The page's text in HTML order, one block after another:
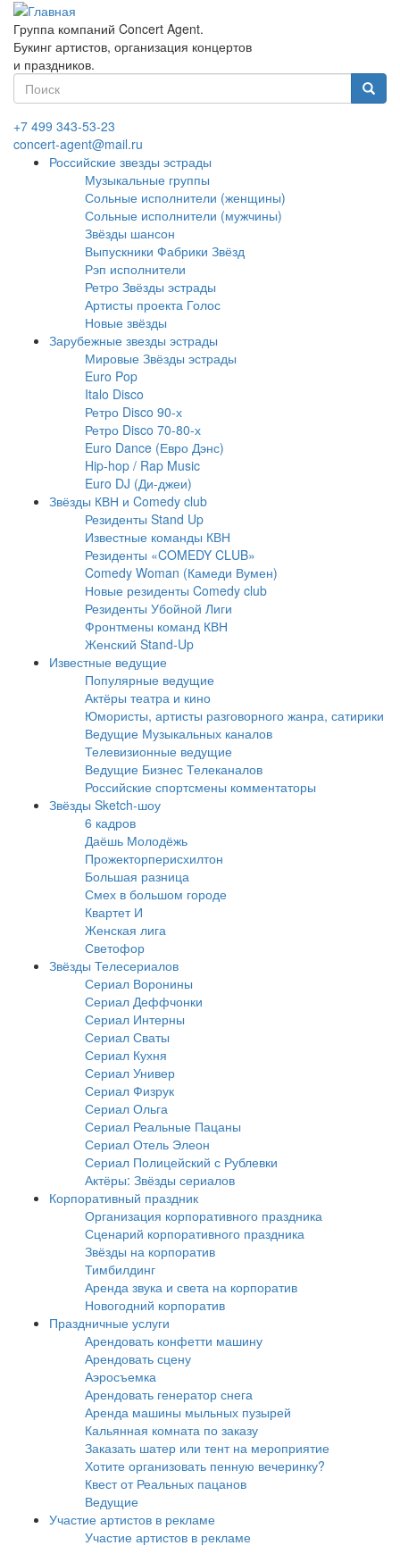
Перейти
основному
содержанию
Группа компаний Concert Agent.
Букинг артистов, организация концертов
и праздников.
Форма
поиска
+7 499 343-53-23
concert-agent@mail.ru
Российские звезды эстрады
Музыкальные группы
Сольные исполнители (женщины)
Сольные исполнители (мужчины)
Звёзды шансон
Выпускники Фабрики Звёзд
Рэп исполнители
Ретро Звёзды эстрады
Артисты проекта Голос
Новые звёзды
Зарубежные звезды эстрады
Мировые Звёзды эстрады
Euro Pop
Italo Disco
Ретро Disco 90-х
Ретро Disco 70-80-х
Euro Dance (Евро Дэнс)
Hip-hop / Rap Music
Euro DJ (Ди-джеи)
Звёзды КВН и Comedy club
Резиденты Stand Up
Известные команды КВН
Резиденты «COMEDY CLUB»
Comedy Woman (Камеди Вумен)
Новые резиденты Comedy club
Резиденты Убойной Лиги
Фронтмены команд КВН
Женский Stand-Up
Известные ведущие
Популярные ведущие
Актёры театра и кино
Юмористы, артисты разговорного жанра, сатирики
Ведущие Музыкальных каналов
Телевизионные ведущие
Ведущие Бизнес Телеканалов
Российские спортсмены комментаторы
Звёзды Sketch-шоу
6 кадров
Даёшь Молодёжь
Прожекторперисхилтон
Большая разница
Смех в большом городе
Квартет И
Женская лига
Светофор
Звёзды Телесериалов
Сериал Воронины
Сериал Деффчонки
Сериал Интерны
Сериал Сваты
Сериал Кухня
Сериал Универ
Сериал Физрук
Сериал Ольга
Сериал Реальные Пацаны
Сериал Отель Элеон
Сериал Полицейский с Рублевки
Актёры: Звёзды сериалов
Корпоративный праздник
Организация корпоративного праздника
Сценарий корпоративного праздника
Звёзды на корпоратив
Тимбилдинг
Аренда звука и света на корпоратив
Новогодний корпоратив
Праздничные услуги
Арендовать конфетти машину
Арендовать сцену
Аэросъемка
Арендовать генератор снега
Аренда машины мыльных пузырей
Кальянная комната по заказу
Заказать шатер или тент на мероприятие
Хотите организовать пенную вечеринку?
Квест от Реальных пацанов
Ведущие
Участие артистов в рекламе
Участие артистов в рекламе